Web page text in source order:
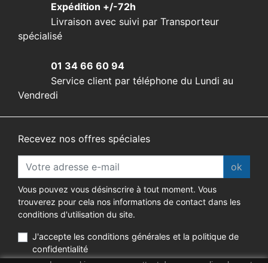
Expédition +/-72h
Livraison avec suivi par Transporteur
spécialisé
01 34 66 60 94
Service client par téléphone du Lundi au
Vendredi
Recevez nos offres spéciales
ok
Vous pouvez vous désinscrire à tout moment. Vous
trouverez pour cela nos informations de contact dans les
conditions d'utilisation du site.
J'accepte les conditions générales et la politique de
confidentialité